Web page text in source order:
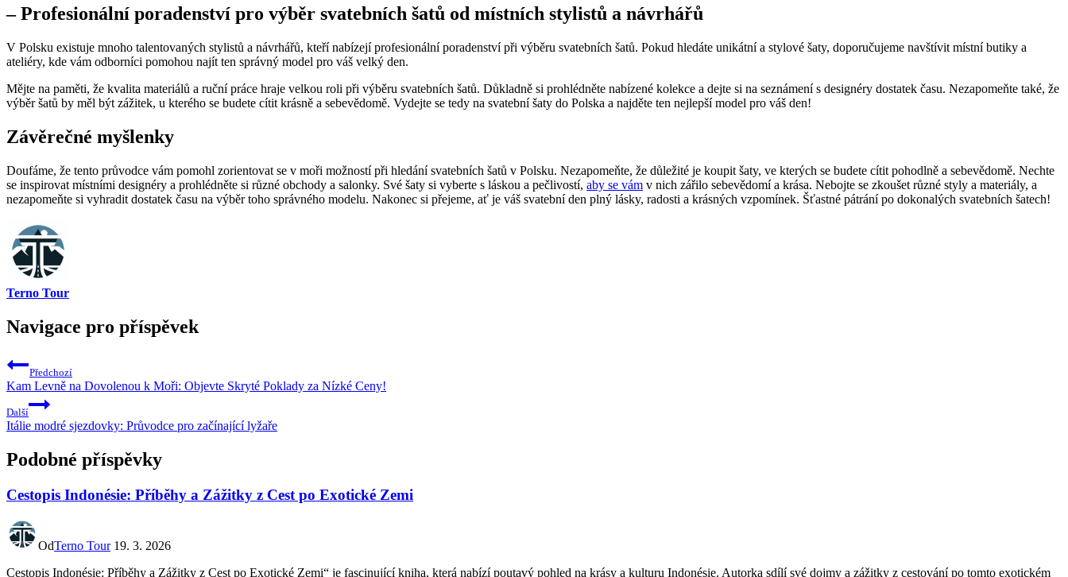
– Profesionální poradenství pro výběr svatebních šatů od místních stylistů a návrhářů
V Polsku existuje mnoho talentovaných stylistů a návrhářů, kteří nabízejí profesionální poradenství při výběru svatebních šatů. Pokud hledáte unikátní a stylové šaty, doporučujeme navštívit místní butiky a
ateliéry, kde vám odborníci pomohou najít ten správný model pro váš velký den.
Mějte na paměti, že kvalita materiálů a ruční práce hraje velkou roli při výběru svatebních šatů. Důkladně si prohlédněte nabízené kolekce a dejte si na seznámení s designéry dostatek času. Nezapomeňte také, že
výběr šatů by měl být zážitek, u kterého se budete cítit krásně a sebevědomě. Vydejte se tedy na svatební šaty do Polska a najděte ten nejlepší model pro váš den!
Závěrečné myšlenky
Doufáme, že tento průvodce vám pomohl zorientovat se v moři možností při hledání svatebních šatů v Polsku. Nezapomeňte, že důležité je koupit šaty, ve kterých se budete cítit pohodlně a sebevědomě. Nechte
se inspirovat místními designéry a prohlédněte si různé obchody a salonky. Své šaty si vyberte s láskou a pečlivostí, aby se vám v nich zářilo sebevědomí a krása. Nebojte se zkoušet různé styly a materiály, a
nezapomeňte si vyhradit dostatek času na výběr toho správného modelu. Nakonec si přejeme, ať je váš svatební den plný lásky, radosti a krásných vzpomínek. Šťastné pátrání po dokonalých svatebních šatech!
Terno Tour
Navigace pro příspěvek
Předchozí
Kam Levně na Dovolenou k Moři: Objevte Skryté Poklady za Nízké Ceny!
Další
Itálie modré sjezdovky: Průvodce pro začínající lyžaře
Podobné příspěvky
Cestopis Indonésie: Příběhy a Zážitky z Cest po Exotické Zemi
OdTerno Tour 19. 3. 2026
Cestopis Indonésie: Příběhy a Zážitky z Cest po Exotické Zemi“ je fascinující kniha, která nabízí poutavý pohled na krásy a kulturu Indonésie. Autorka sdílí své dojmy a zážitky z cestování po tomto exotickém